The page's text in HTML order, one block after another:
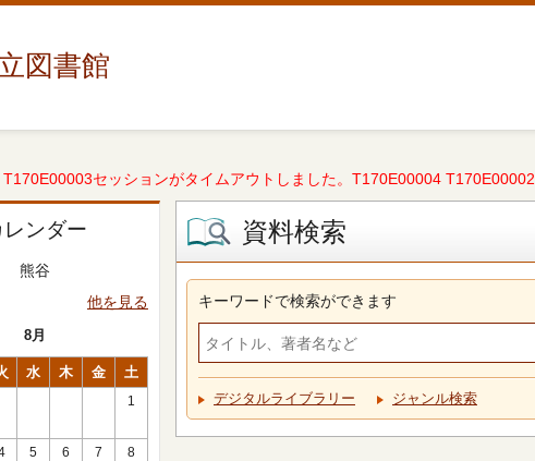
図書館
セッションがタイムアウトしました。T170E00004 T170E00002
ンダー
熊谷
他を見る
8月
水 木 金 土
1
5 6 7 8
資料検索
キーワードで検索ができます
デジタルライブラリー ジャンル検索